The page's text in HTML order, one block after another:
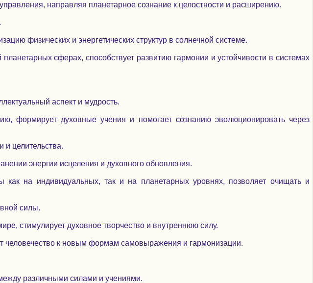
направляя планетарное сознание к целостности и расширению.
физических и энергетических структур в солнечной системе.
сферах, способствует развитию гармонии и устойчивости в системах
аспект и мудрость.
формирует духовные учения и помогает сознанию эволюционировать через
и целительства.
энергии исцеления и духовного обновления.
как на индивидуальных, так и на планетарных уровнях, позволяет очищать и
силы.
стимулирует духовное творчество и внутреннюю силу.
человечество к новым формам самовыражения и гармонизации.
различными силами и учениями.